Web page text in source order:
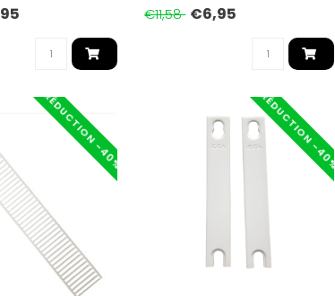
€11,58 €6,95
RÉDUCTION -40% RÉDUCTION -40%